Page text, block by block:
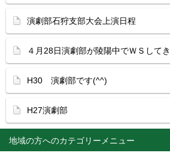
地域の方へ
演劇部石狩支部大会上演日程
４月28日演劇部が陵陽中でＷＳして
H30 演劇部です(^^)
H27演劇部